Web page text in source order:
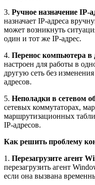
3. Ручное назначение IP-
назначает IP-адреса
может возникнуть
один и тот же IP-адрес.
4. Перенос компьютера в
настроен для работы в
другую сеть без
адресов.
5. Неполадки в сетевом
сетевых коммутаторах,
маршрутизационных
IP-адресов.
Как решить проблему
1. Перезагрузите агент
перезагрузить агент
если она вызвана